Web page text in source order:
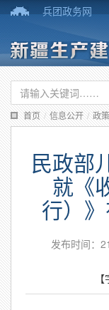
兵团政务网
首页 / 信息公开 / 政
民政部
就《
行）
发布时间：